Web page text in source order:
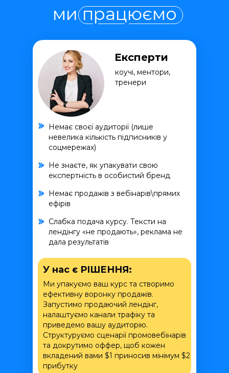
Експерти
коучі, ментори,
тренери
У нас є РІШЕННЯ:
Ми упакуємо ваш курс та створимо
ефективну воронку продажів.
Запустимо продаючий лендінг,
налаштуємо канали трафіку та
приведемо вашу аудиторію.
Структуруємо сценарії промовебінарів
та докрутимо оффер, щоб кожен
вкладений вами $1 приносив мінімум $2
прибутку
Немає своєї аудиторії (лише
невелика кількість підписників у
соцмережах)
Не знаєте, як упакувати свою
експертність в особистий бренд
Немає продажів з вебінарів\прямих
ефірів
Слабка подача курсу. Тексти на
лендінгу «не продають», реклама не
дала результатів
ми працюємо